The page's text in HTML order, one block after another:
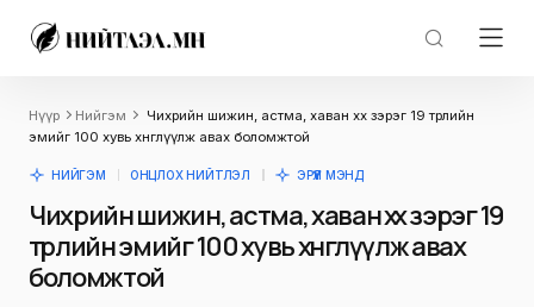
Нүүр Нийгэм
Чихрийн шижин, астма, хаван хөөх зэрэг 19 төрлийн
эмийг 100 хувь хөнгөлүүлж авах боломжтой
НИЙГЭМ ОНЦЛОХ НИЙТЛЭЛ ЭРҮҮЛ МЭНД
Чихрийн шижин, астма, хаван хөөх зэрэг 19
төрлийн эмийг 100 хувь хөнгөлүүлж авах
боломжтой